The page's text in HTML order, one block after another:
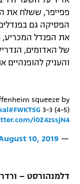
פפייפר, ששלח את
הפסיקה גם
של האדומים,
והעניק
squeeze by
#FWKTSG 3-3 (4-5)
i0Z4zssjN4
— The DFB-Pokal (@DFBPokal_EN)
10, 2019
דלמנהורסט – ורדר